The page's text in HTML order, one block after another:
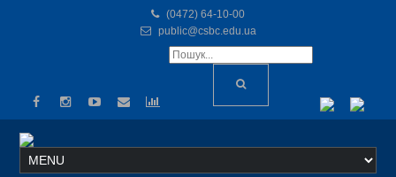
(0472) 64-10-00
public@csbc.edu.ua